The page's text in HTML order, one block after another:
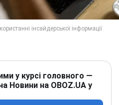
у курсі головного —
Новини на OBOZ.UA у